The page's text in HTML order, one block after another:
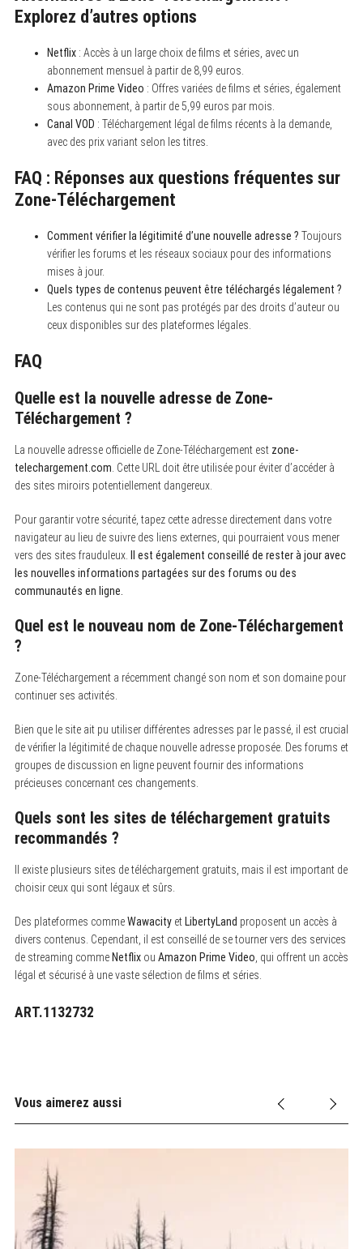
Explorez d’autres options
Netflix: Accès à un large choix de films et séries, avec un
abonnement mensuel à partir de 8,99 euros.
Amazon Prime Video : Offres variées de films et séries, également
sous abonnement, à partir de 5,99 euros par mois.
Canal VOD : Téléchargement légal de films récents à la demande,
avec des prix variant selon les titres.
FAQ : Réponses aux questions fréquentes sur
Zone-Téléchargement
Comment vérifier la légitimité d’une nouvelle adresse ? Toujours
vérifier les forums et les réseaux sociaux pour des informations
mises à jour.
Quels types de contenus peuvent être téléchargés légalement ?
Les contenus qui ne sont pas protégés par des droits d’auteur ou
ceux disponibles sur des plateformes légales.
FAQ
Quelle est la nouvelle adresse de Zone-
Téléchargement ?
La nouvelle adresse officielle de Zone-Téléchargement est zone-
telechargement.com . Cette URL doit être utilisée pour éviter d’accéder à
des sites miroirs potentiellement dangereux.
Pour garantir votre sécurité, tapez cette adresse directement dans votre
navigateur au lieu de suivre des liens externes, qui pourraient vous mener
vers des sites frauduleux.
Il est également conseillé de rester à jour avec
les nouvelles informations partagées sur des forums ou des
communautés en ligne.
Quel est le nouveau nom de Zone-Téléchargement
?
Zone-Téléchargement a récemment changé son nom et son domaine pour
continuer ses activités.
Bien que le site ait pu utiliser différentes adresses par le passé, il est crucial
de vérifier la légitimité de chaque nouvelle adresse proposée. Des forums et
groupes de discussion en ligne peuvent fournir des informations
précieuses concernant ces changements.
Quels sont les sites de téléchargement gratuits
recommandés ?
Il existe plusieurs sites de téléchargement gratuits, mais il est important de
choisir ceux qui sont légaux et sûrs.
Des plateformes commeWawacityet LibertyLand proposent un accès à
divers contenus. Cependant, il est conseillé de se tourner vers des services
de streaming comme Netflixou Amazon Prime Video , qui offrent un accès
légal et sécurisé à une vaste sélection de films et séries.
ART.1132732
Vous aimerez aussi